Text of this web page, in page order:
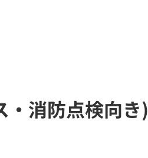
・消防点検向き)